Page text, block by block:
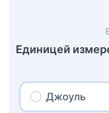
Единицей
Джоуль